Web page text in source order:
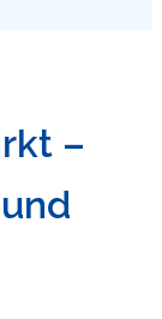
–